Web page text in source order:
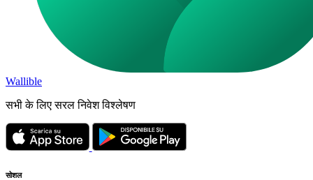
Wallible
सभी के लिए सरल निवेश विश्लेषण
सोशल